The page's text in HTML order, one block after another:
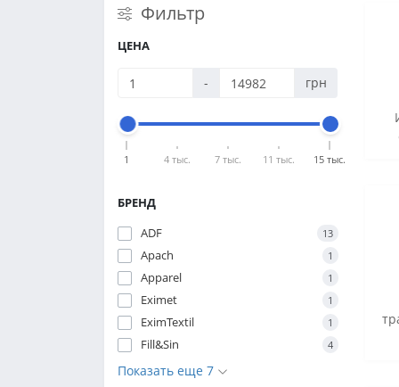
Фильтр
ЦЕНА
- грн
1 4 тыс. 7 тыс. 11 тыс. 15 тыс.
БРЕНД
ADF
13
Apach 1
Apparel 1
Eximet 1
EximTextil 1
Fill&Sin 4
Показать еще 7